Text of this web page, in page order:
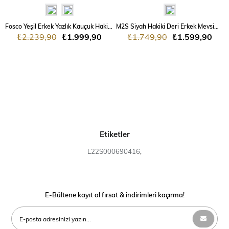
₺1.999,90
₺2.239,90
M2S Siyah Hakiki Deri Erkek Mevsimlik Günlük Soft Ayakkabı
₺1.599,90
₺1.749,90
Etiketler
L22S000690416
E-Bültene kayıt ol fırsat & indirimleri kaçırma!